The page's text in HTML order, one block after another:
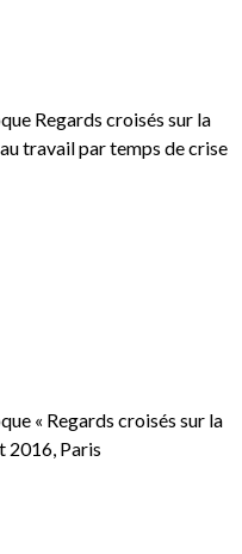
Regards croisés sur la
travail par temps de crise
« Regards croisés sur la
2016, Paris